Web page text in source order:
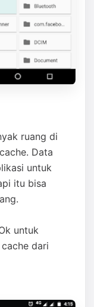
ruang di
Data
untuk
itu bisa
untuk
dari